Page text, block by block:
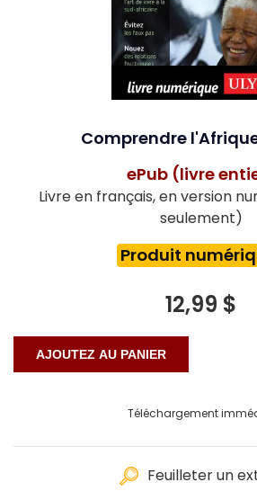
Comprendre
ePub (livre
Livre en français, en version
seulement)
Produit
12,99 $
Téléchargement
Feuilleter un